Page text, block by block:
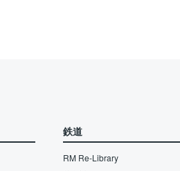
鉄道
RM Re-Library